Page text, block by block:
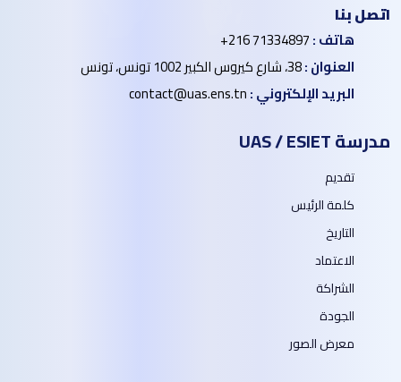
اتصل بنا
هاتف :+216 71334897
العنوان :
البريد الإلكتروني :
مدرسة UAS / ESIET
تقديم
كلمة الرئيس
التاريخ
الاعتماد
الشراكة
الجودة
معرض الصور